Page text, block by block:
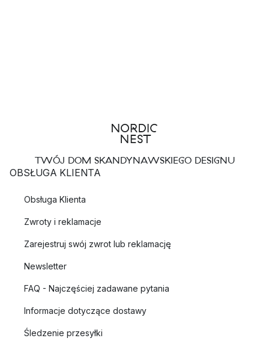
TWÓJ DOM SKANDYNAWSKIEGO DESIGNU
OBSŁUGA KLIENTA
Obsługa Klienta
Zwroty i reklamacje
Zarejestruj swój zwrot lub reklamację
Newsletter
FAQ - Najczęściej zadawane pytania
Informacje dotyczące dostawy
Śledzenie przesyłki